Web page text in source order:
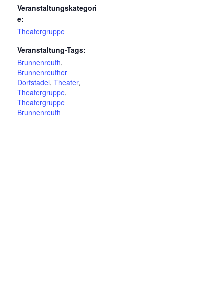
Veranstaltungskategori
e:
Theatergruppe
Veranstaltung-Tags:
Brunnenreuth,
Brunnenreuther
Dorfstadel, Theater,
Theatergruppe,
Theatergruppe
Brunnenreuth